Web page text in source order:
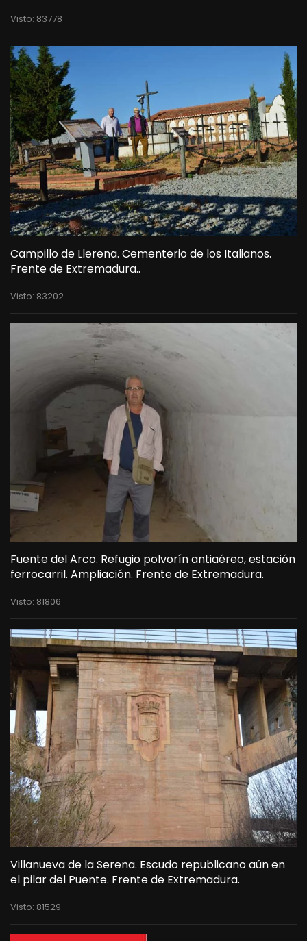
Visto: 83778
Campillo de Llerena. Cementerio de los Italianos.
Frente de Extremadura..
Visto: 83202
Fuente del Arco. Refugio polvorín antiaéreo, estación
ferrocarril. Ampliación. Frente de Extremadura.
Visto: 81806
Villanueva de la Serena. Escudo republicano aún en
el pilar del Puente. Frente de Extremadura.
Visto: 81529